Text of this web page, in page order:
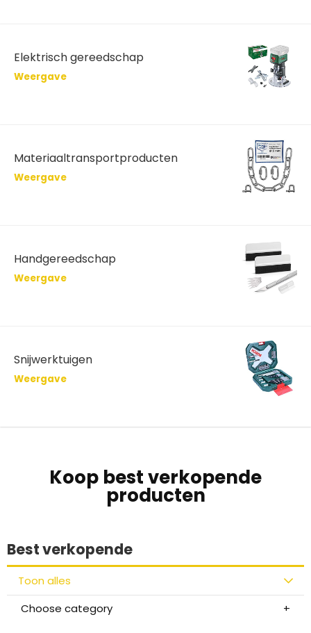
Elektrisch gereedschap
Weergave
Materiaaltransportproducten
Weergave
Handgereedschap
Weergave
Snijwerktuigen
Weergave
Koop best verkopende
producten
Best verkopende
Toon alles
Choose category